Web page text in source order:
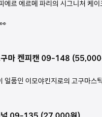
에르 에르메 파리의 시그니처 케
구마 켄피캔 09-148
일품인 이모야킨지로의 고구마